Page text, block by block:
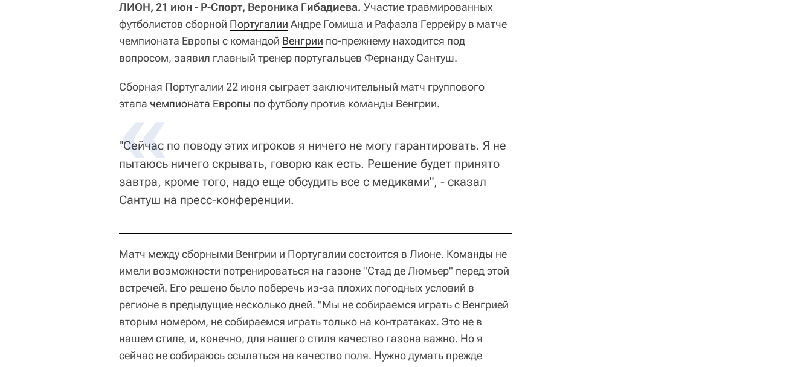
ЛИОН, 21 июн - Р-Спорт, Вероника Гибадиева. Участие травмированных
футболистов сборной Португалии Андре Гомиша и Рафаэла Геррейру в матче
чемпионата Европы с командой Венгрии по-прежнему находится под
вопросом, заявил главный тренер португальцев Фернанду Сантуш.
Сборная Португалии 22 июня сыграет заключительный матч группового
этапа чемпионата Европы по футболу против команды Венгрии.
"Сейчас по поводу этих игроков я ничего не могу гарантировать. Я не
пытаюсь ничего скрывать, говорю как есть. Решение будет принято
завтра, кроме того, надо еще обсудить все с медиками", - сказал
Сантуш на пресс-конференции.
Матч между сборными Венгрии и Португалии состоится в Лионе. Команды не
имели возможности потренироваться на газоне "Стад де Люмьер" перед этой
встречей. Его решено было поберечь из-за плохих погодных условий в
регионе в предыдущие несколько дней. "Мы не собираемся играть с Венгрией
вторым номером, не собираемся играть только на контратаках. Это не в
нашем стиле, и, конечно, для нашего стиля качество газона важно. Но я
сейчас не собираюсь ссылаться на качество поля. Нужно думать прежде